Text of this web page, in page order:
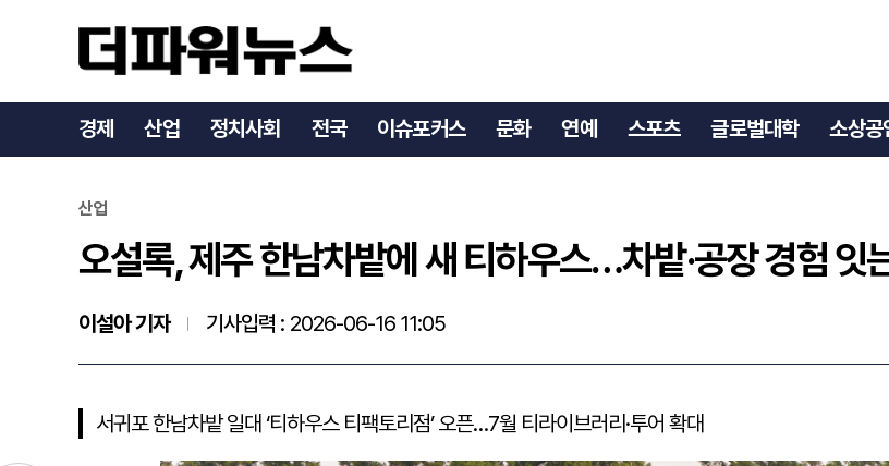
경제 산업 정치사회 전국 이슈포커스 문화 연예 스포츠 글로벌대학 소상공
오설록, 제주 한남차밭에 새 티하우스…차밭·공장 경험 잇는다
산업
오설록, 제주 한남차밭에 새 티하우스…차밭·공장 경험 잇
이설아 기자 기사입력 : 2026-06-16 11:05
서귀포 한남차밭 일대 ‘티하우스 티팩토리점’ 오픈…7월 티라이브러리·투어 확대